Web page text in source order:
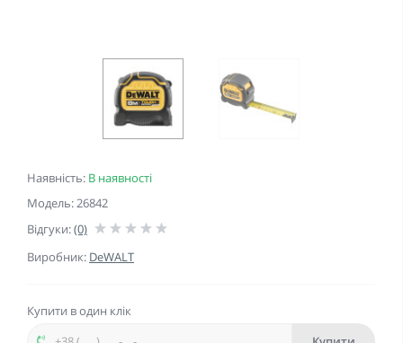
Наявність: В наявності
Модель: 26842
Відгуки:(0)
Виробник: DeWALT
Купити в один клік